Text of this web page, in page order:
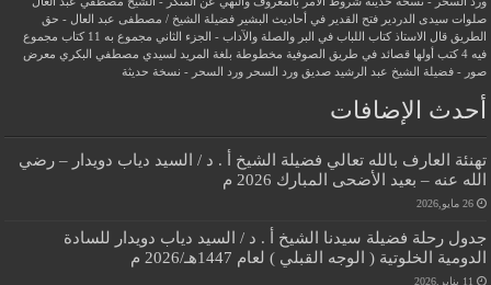
صلوات سيدى الدردير فتح القدير في أحاديث البشير فضيلة الشيخ / مصطفى عبد العال - حق
الطريق
قال الاستاذ كتاب اللباب في البر والصلة والآداب - الجزء الثاني مجموع به 11 كتاب
مجموع
فيه 4 كتب أولها قصائد في طريق الصوفية
مخطوطة بلغة المريد لسيدي مصطفي البكري معرض
صور - فضيلة الشيخ عبد الرشيد صديق
ورد السحر ورد السحر - نسخة حديثة
أحدث الإضافات
تهنئة العارف بالله تعالي فضيلة الشيخ أ . د / السيد دياب دويدار – رضي
الله عنه – بعيد الأضحى المبارك 2026 م
26 مايو,2026
جدول رحلة فضيلة سيدنا الشيخ أ . د / السيد دياب دويدار للسادة
الدومية الخلوتية ( الوجه القبلي ) لعام 1447هـ/2026 م
11 يناير,2026